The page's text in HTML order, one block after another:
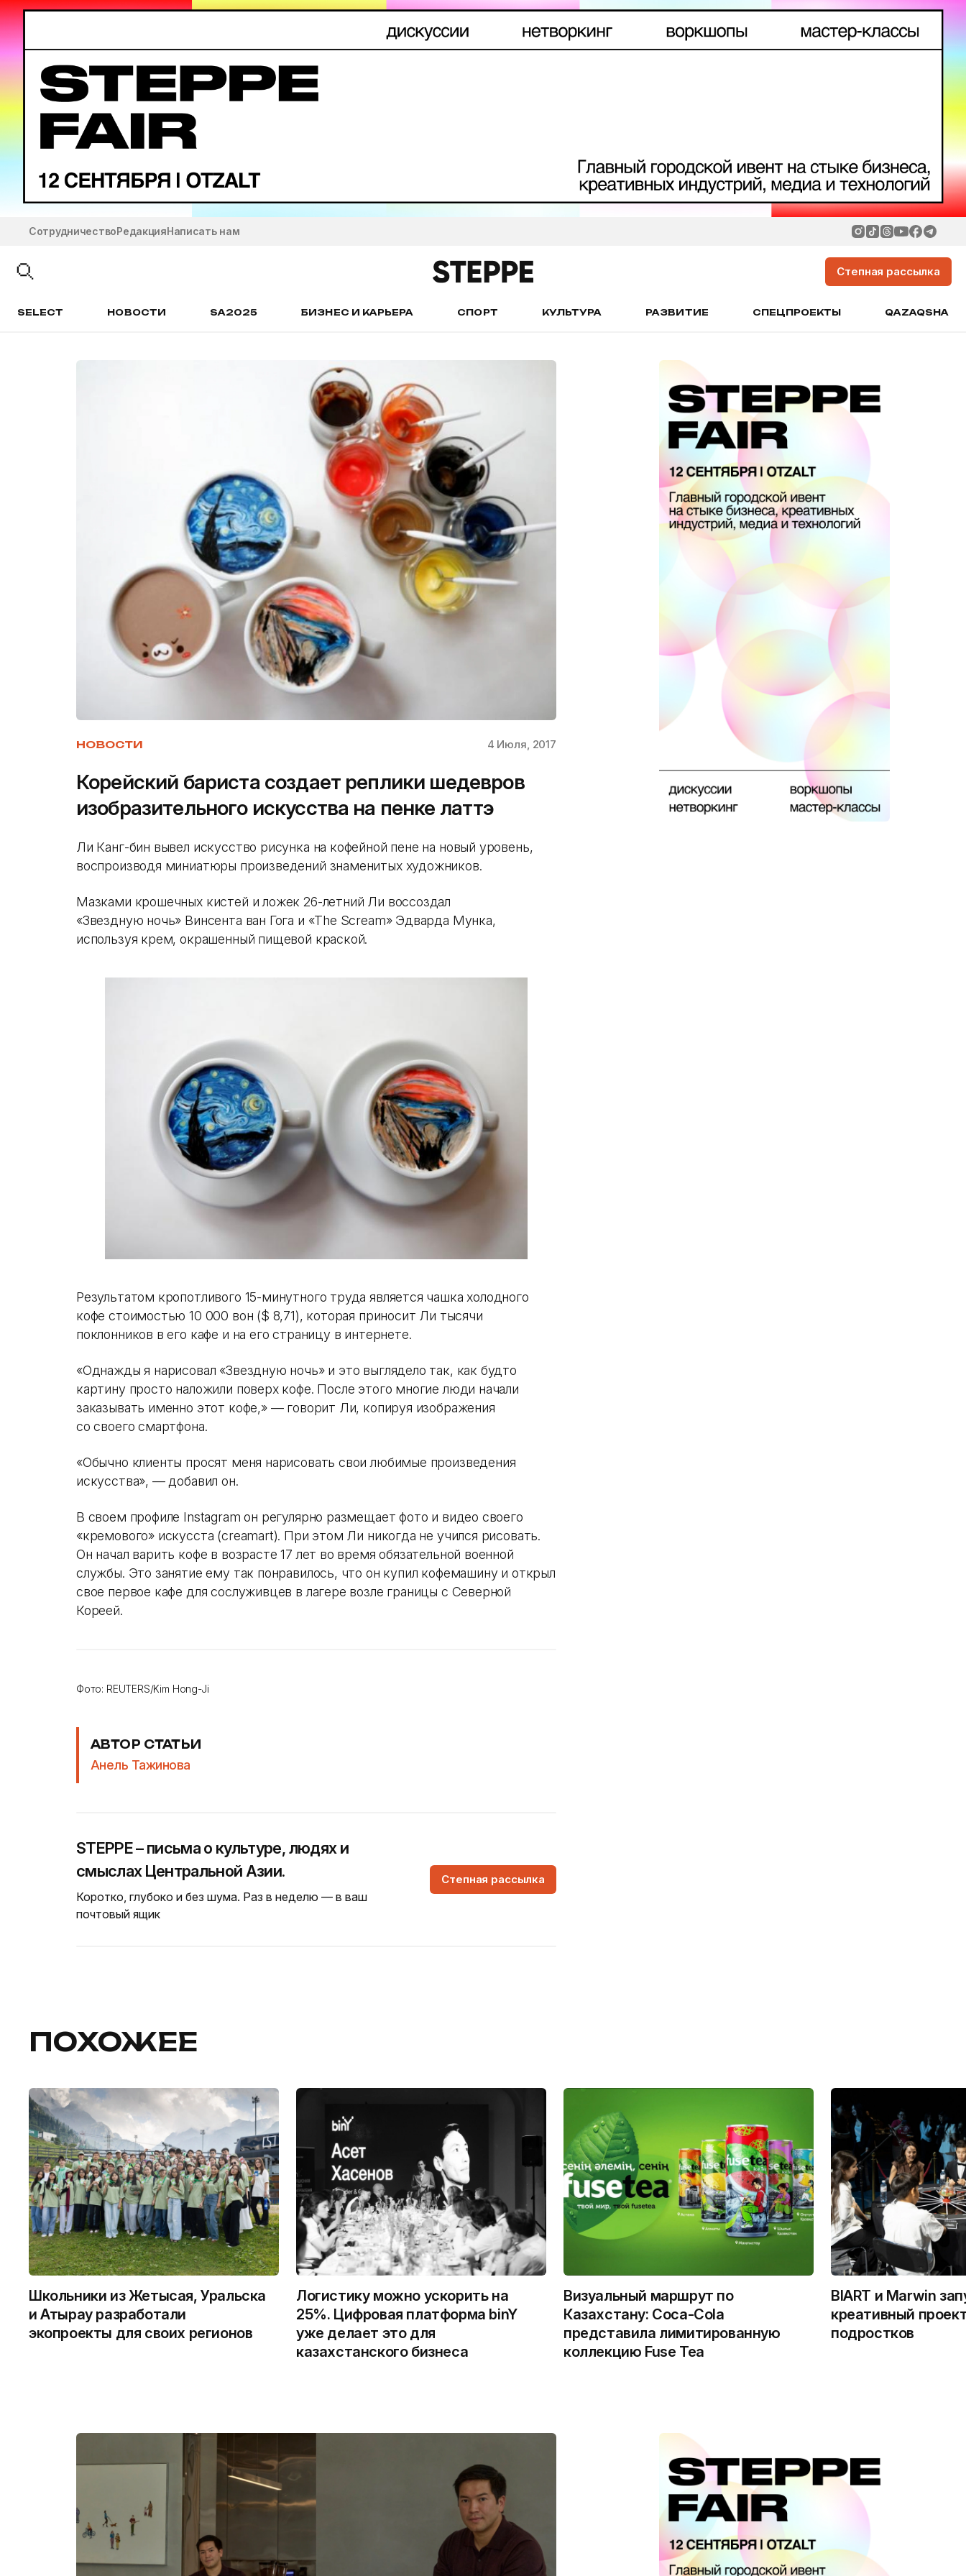
СотрудничествоРедакцияНаписать нам
Степная рассылка
SELECT НОВОСТИ SA2025 БИЗНЕС И КАРЬЕРА СПОРТ КУЛЬТУРА РАЗВИТИЕ СПЕЦПРОЕКТЫ QAZAQSHA
НОВОСТИ 4 Июля, 2017
Корейский бариста создает реплики шедевров
изобразительного искусства на пенке латтэ
Ли Канг-бин вывел искусство рисунка на кофейной пене на новый уровень,
воспроизводя миниатюры произведений знаменитых художников.
Мазками крошечных кистей и ложек 26-летний Ли воссоздал
«Звездную ночь» Винсента ван Гога и «The Scream» Эдварда Мунка,
используя крем, окрашенный пищевой краской.
Результатом кропотливого 15-минутного труда является чашка холодного
кофе стоимостью 10 000 вон ($ 8,71), которая приносит Ли тысячи
поклонников в его кафе и на его страницу в интернете.
«Однажды я нарисовал «Звездную ночь» и это выглядело так, как будто
картину просто наложили поверх кофе. После этого многие люди начали
заказывать именно этот кофе,» — говорит Ли, копируя изображения
со своего смартфона.
«Обычно клиенты просят меня нарисовать свои любимые произведения
искусства», — добавил он.
В своем профиле Instagram он регулярно размещает фото и видео своего
«кремового» искусста (creamart). При этом Ли никогда не учился рисовать.
Он начал варить кофе в возрасте 17 лет во время обязательной военной
службы. Это занятие ему так понравилось, что он купил кофемашину и открыл
свое первое кафе для сослуживцев в лагере возле границы с Северной
Кореей.
Фото: REUTERS/Kim Hong-Ji
АВТОР СТАТЬИ
Анель Тажинова
STEPPE – письма о культуре, людях и
смыслах Центральной Азии.
Коротко, глубоко и без шума. Раз в неделю — в ваш
почтовый ящик
Степная рассылка
ПОХОЖЕЕ
Школьники из Жетысая, Уральска
и Атырау разработали
экопроекты для своих регионов
Логистику можно ускорить на
25%. Цифровая платформа binY
уже делает это для
казахстанского бизнеса
Визуальный маршрут по
Казахстану: Coca-Cola
представила лимитированную
коллекцию Fuse Tea
BIART и Marwin
креативный
подростков